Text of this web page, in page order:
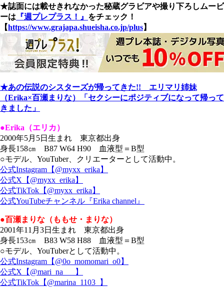
★誌面には載せきれなかった秘蔵グラビアや撮り下ろしムービ
ーは 『週プレプラス！』 をチェック！
【https://www.grajapa.shueisha.co.jp/plus】
★あの伝説のシスターズが帰ってきた!! エリマリ姉妹
（Erika×百瀬まりな）「セクシーにポジティブになって帰って
きました」
●Erika（エリカ）
2000年5月5日生まれ 東京都出身
身長158㎝ B87 W64 H90 血液型＝B型
○モデル、YouTuber、クリエーターとして活動中。
公式Instagram【@myxx_erika】
公式X【@myxx_erika】
公式TikTok【@myxx_erika】
公式YouTubeチャンネル『Erika channel』
●百瀬まりな（ももせ・まりな）
2001年11月3日生まれ 東京都出身
身長153㎝ B83 W58 H88 血液型＝B型
○モデル、YouTuberとして活動中。
公式Instagram【@0o_momomari_o0】
公式X【@mari_na___】
公式TikTok【@marina_1103_】